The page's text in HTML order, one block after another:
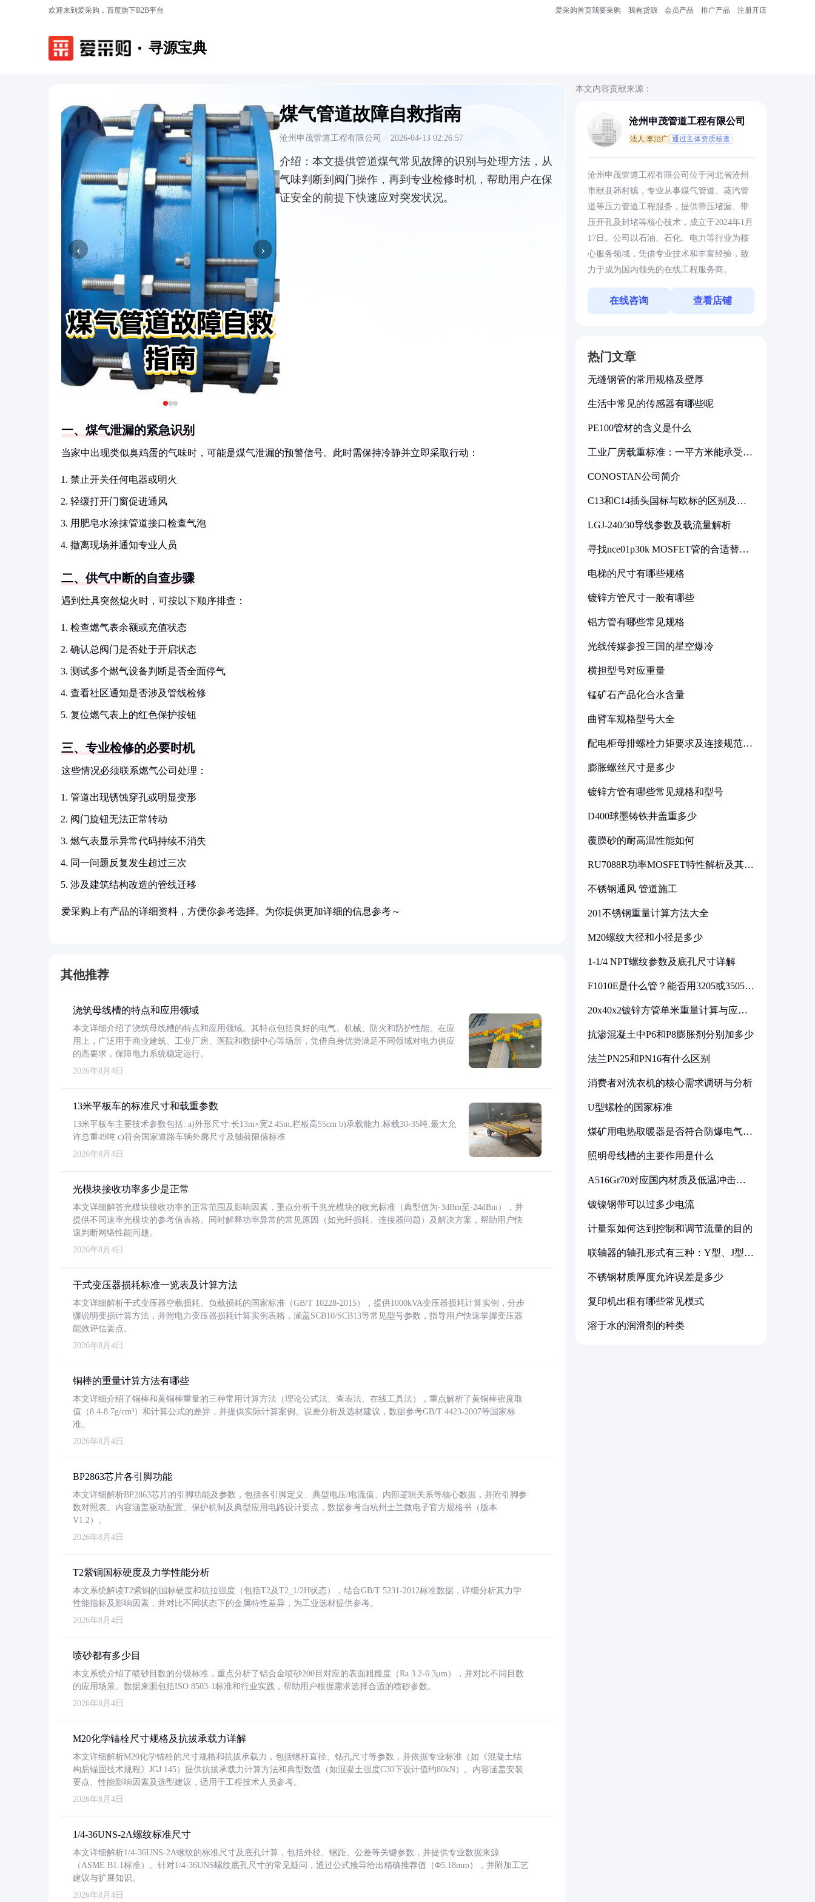
欢迎来到爱采购，百度旗下B2B平台 爱采购首页我要采购 我有货源 会员产品 推广产品 注册开店
寻源宝典
‹ ›
煤气管道故障自救指南
沧州申茂管道工程有限公司 · 2026-04-13 02:26:57
介绍： 本文提供管道煤气常见故障的识别与处理方法，从
气味判断到阀门操作，再到专业检修时机，帮助用户在保
证安全的前提下快速应对突发状况。
一、煤气泄漏的紧急识别
当家中出现类似臭鸡蛋的气味时，可能是煤气泄漏的预警信号。此时需保持冷静并立即采取行动：
禁止开关任何电器或明火
轻缓打开门窗促进通风
用肥皂水涂抹管道接口检查气泡
撤离现场并通知专业人员
二、供气中断的自查步骤
遇到灶具突然熄火时，可按以下顺序排查：
检查燃气表余额或充值状态
确认总阀门是否处于开启状态
测试多个燃气设备判断是否全面停气
查看社区通知是否涉及管线检修
复位燃气表上的红色保护按钮
三、专业检修的必要时机
这些情况必须联系燃气公司处理：
管道出现锈蚀穿孔或明显变形
阀门旋钮无法正常转动
燃气表显示异常代码持续不消失
同一问题反复发生超过三次
涉及建筑结构改造的管线迁移
爱采购上有产品的详细资料，方便你参考选择。为你提供更加详细的信息参考～
其他推荐
浇筑母线槽的特点和应用领域
本文详细介绍了浇筑母线槽的特点和应用领域。其特点包括良好的电气、机械、防火和防护性能。在应
用上，广泛用于商业建筑、工业厂房、医院和数据中心等场所，凭借自身优势满足不同领域对电力供应
的高要求，保障电力系统稳定运行。
2026年8月4日
13米平板车的标准尺寸和载重参数
13米平板车主要技术参数包括: a)外形尺寸:长13m×宽2.45m,栏板高55cm b)承载能力:标载30-35吨,最大允
许总重49吨 c)符合国家道路车辆外廓尺寸及轴荷限值标准
2026年8月4日
光模块接收功率多少是正常
本文详细解答光模块接收功率的正常范围及影响因素，重点分析千兆光模块的收光标准（典型值为-3dBm至-24dBm），并
提供不同速率光模块的参考值表格。同时解释功率异常的常见原因（如光纤损耗、连接器问题）及解决方案，帮助用户快
速判断网络性能问题。
2026年8月4日
干式变压器损耗标准一览表及计算方法
本文详细解析干式变压器空载损耗、负载损耗的国家标准（GB/T 10228-2015），提供1000kVA变压器损耗计算实例，分步
骤说明变损计算方法，并附电力变压器损耗计算实例表格，涵盖SCB10/SCB13等常见型号参数，指导用户快速掌握变压器
能效评估要点。
2026年8月4日
铜棒的重量计算方法有哪些
本文详细介绍了铜棒和黄铜棒重量的三种常用计算方法（理论公式法、查表法、在线工具法），重点解析了黄铜棒密度取
值（8.4-8.7g/cm³）和计算公式的差异，并提供实际计算案例、误差分析及选材建议，数据参考GB/T 4423-2007等国家标
准。
2026年8月4日
BP2863芯片各引脚功能
本文详细解析BP2863芯片的引脚功能及参数，包括各引脚定义、典型电压/电流值、内部逻辑关系等核心数据，并附引脚参
数对照表。内容涵盖驱动配置、保护机制及典型应用电路设计要点，数据参考自杭州士兰微电子官方规格书（版本
V1.2）。
2026年8月4日
T2紫铜国标硬度及力学性能分析
本文系统解读T2紫铜的国标硬度和抗拉强度（包括T2及T2_1/2H状态），结合GB/T 5231-2012标准数据，详细分析其力学
性能指标及影响因素，并对比不同状态下的金属特性差异，为工业选材提供参考。
2026年8月4日
喷砂都有多少目
本文系统介绍了喷砂目数的分级标准，重点分析了铝合金喷砂200目对应的表面粗糙度（Ra 3.2-6.3μm），并对比不同目数
的应用场景。数据来源包括ISO 8503-1标准和行业实践，帮助用户根据需求选择合适的喷砂参数。
2026年8月4日
M20化学锚栓尺寸规格及抗拔承载力详解
本文详细解析M20化学锚栓的尺寸规格和抗拔承载力，包括螺杆直径、钻孔尺寸等参数，并依据专业标准（如《混凝土结
构后锚固技术规程》JGJ 145）提供抗拔承载力计算方法和典型数值（如混凝土强度C30下设计值约80kN）。内容涵盖安装
要点、性能影响因素及选型建议，适用于工程技术人员参考。
2026年8月4日
1/4-36UNS-2A螺纹标准尺寸
本文详细解析1/4-36UNS-2A螺纹的标准尺寸及底孔计算，包括外径、螺距、公差等关键参数，并提供专业数据来源
（ASME B1.1标准）。针对1/4-36UNS螺纹底孔尺寸的常见疑问，通过公式推导给出精确推荐值（Φ5.18mm），并附加工艺
建议与扩展知识。
2026年8月4日
本文内容贡献来源：
沧州申茂管道工程有限公司
法人:李治广 通过主体资质核查
沧州申茂管道工程有限公司位于河北省沧州
市献县韩村镇，专业从事煤气管道、蒸汽管
道等压力管道工程服务，提供带压堵漏、带
压开孔及封堵等核心技术，成立于2024年1月
17日。公司以石油、石化、电力等行业为核
心服务领域，凭借专业技术和丰富经验，致
力于成为国内领先的在线工程服务商。
在线咨询 查看店铺
热门文章
无缝钢管的常用规格及壁厚
生活中常见的传感器有哪些呢
PE100管材的含义是什么
工业厂房载重标准：一平方米能承受多
CONOSTAN公司简介
C13和C14插头国标与欧标的区别及其
LGJ-240/30导线参数及载流量解析
寻找nce01p30k MOSFET管的合适替代
电梯的尺寸有哪些规格
镀锌方管尺寸一般有哪些
铝方管有哪些常见规格
光线传媒参投三国的星空爆冷
横担型号对应重量
锰矿石产品化合水含量
曲臂车规格型号大全
配电柜母排螺栓力矩要求及连接规范详
膨胀螺丝尺寸是多少
镀锌方管有哪些常见规格和型号
D400球墨铸铁井盖重多少
覆膜砂的耐高温性能如何
RU7088R功率MOSFET特性解析及其在
不锈钢通风 管道施工
201不锈钢重量计算方法大全
M20螺纹大径和小径是多少
1-1/4 NPT螺纹参数及底孔尺寸详解
F1010E是什么管？能否用3205或3505代
20x40x2镀锌方管单米重量计算与应用
抗渗混凝土中P6和P8膨胀剂分别加多少
法兰PN25和PN16有什么区别
消费者对洗衣机的核心需求调研与分析
U型螺栓的国家标准
煤矿用电热取暖器是否符合防爆电气设
照明母线槽的主要作用是什么
A516Gr70对应国内材质及低温冲击要
镀镍钢带可以过多少电流
计量泵如何达到控制和调节流量的目的
联轴器的轴孔形式有三种：Y型、J型、
不锈钢材质厚度允许误差是多少
复印机出租有哪些常见模式
溶于水的润滑剂的种类